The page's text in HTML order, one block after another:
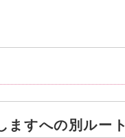
ますへの別ルート